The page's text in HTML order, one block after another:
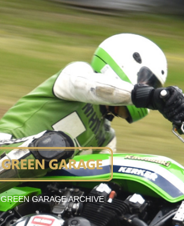
GREEN GARAGE ARCHIVE